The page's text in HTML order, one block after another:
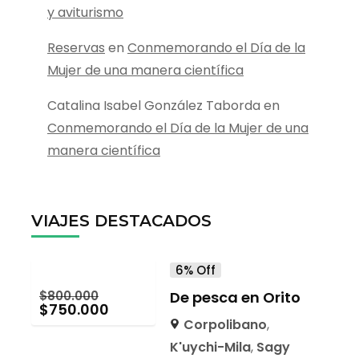
y aviturismo
Reservas en Conmemorando el Día de la
Mujer de una manera científica
Catalina Isabel González Taborda en
Conmemorando el Día de la Mujer de una
manera científica
VIAJES DESTACADOS
$800.000
$750.000
6% Off
De pesca en Orito
Corpolibano,
K'uychi-Mila, Sagy